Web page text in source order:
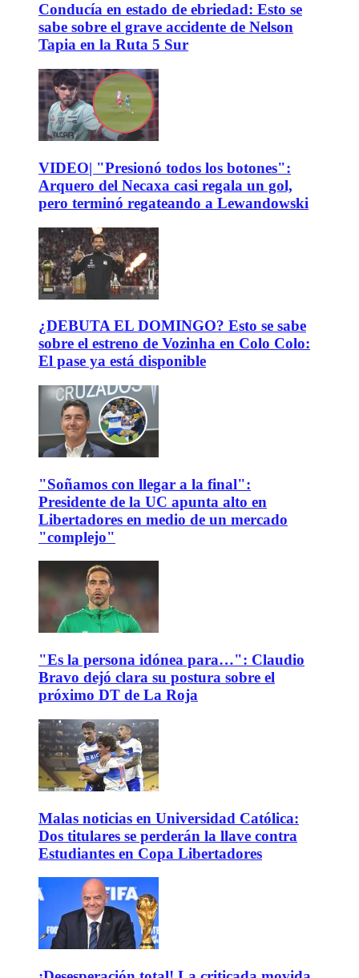
Conducía en estado de ebriedad: Esto se
sabe sobre el grave accidente de Nelson
Tapia en la Ruta 5 Sur
VIDEO| "Presionó todos los botones":
Arquero del Necaxa casi regala un gol,
pero terminó regateando a Lewandowski
¿DEBUTA EL DOMINGO? Esto se sabe
sobre el estreno de Vozinha en Colo Colo:
El pase ya está disponible
"Soñamos con llegar a la final":
Presidente de la UC apunta alto en
Libertadores en medio de un mercado
"complejo"
"Es la persona idónea para…": Claudio
Bravo dejó clara su postura sobre el
próximo DT de La Roja
Malas noticias en Universidad Católica:
Dos titulares se perderán la llave contra
Estudiantes en Copa Libertadores